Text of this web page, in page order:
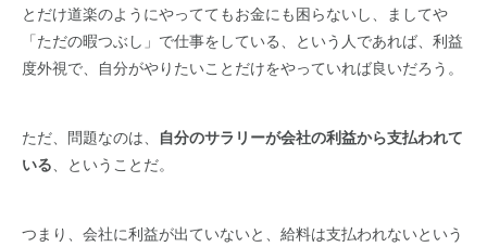
とだけ道楽のようにやっててもお金にも困らないし、ましてや
「ただの暇つぶし」で仕事をしている、という人であれば、利益
度外視で、自分がやりたいことだけをやっていれば良いだろう。
ただ、問題なのは、 自分のサラリーが会社の利益から支払われて
いる 、ということだ。
つまり、会社に利益が出ていないと、給料は支払われないという